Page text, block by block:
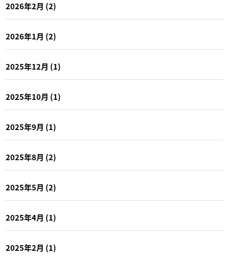
2026年2月 (2)
2026年1月 (2)
2025年12月 (1)
2025年10月 (1)
2025年9月 (1)
2025年8月 (2)
2025年5月 (2)
2025年4月 (1)
2025年2月 (1)